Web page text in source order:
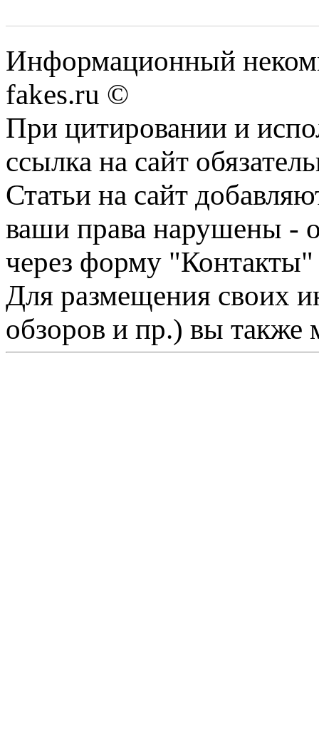
Информационный
fakes.ru ©
При цитировании и
ссылка на сайт
Статьи на сайт
ваши права нарушены -
через форму "Контакты"
Для размещения своих
обзоров и пр.) вы также